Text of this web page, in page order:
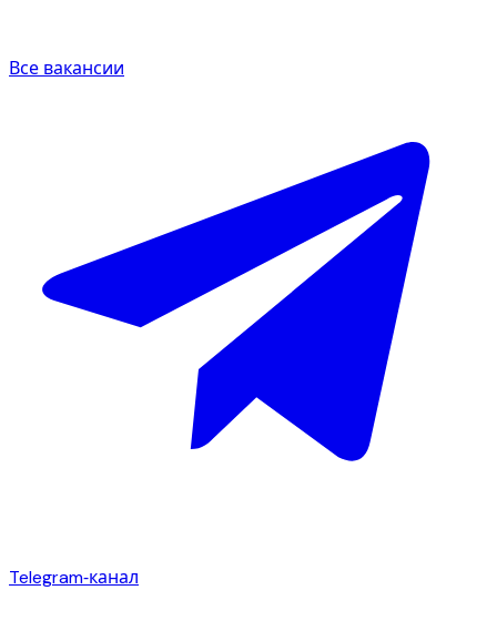
Все вакансии
Telegram‑канал